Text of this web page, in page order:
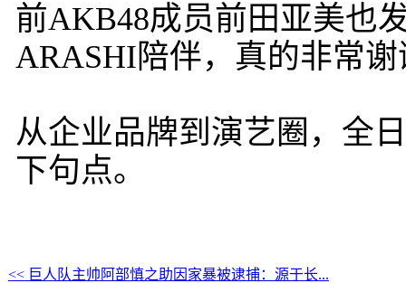
前AKB48成员前田亚美也
ARASHI陪伴，真的非常谢
从企业品牌到演艺圈，全
下句点。
<< 巨人队主帅阿部慎之助因家暴被逮捕：源于长...